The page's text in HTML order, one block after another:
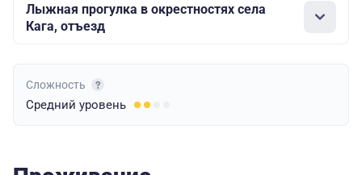
Лыжная прогулка в окрестностях села
Кага, отъезд
Сложность
Средний уровень